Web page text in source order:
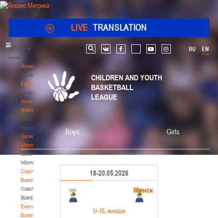
LIVE TRANSLATION
Главное
меню
Home
Home
Federation
Federation
About
federation
About
federation
General
information
General
information
Coaching
Board
Coaching
Board
Executive
Board
RU EN
Search vk facebook youtube instagram
CHILDREN AND YOUTH
BASKETBALL
LEAGUE
Boys Girls
18-20.05.2026
Минск
U-16 , юноши